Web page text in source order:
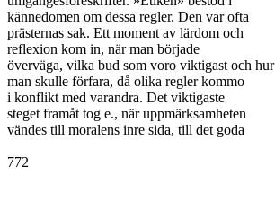
kännedomen om dessa regler. Den var ofta
prästernas sak. Ett moment av lärdom och
reflexion kom in, när man började
överväga, vilka bud som voro viktigast och hur
man skulle förfara, då olika regler kommo
i konflikt med varandra. Det viktigaste
steget framåt tog e., när uppmärksamheten
vändes till moralens inre sida, till det goda
772